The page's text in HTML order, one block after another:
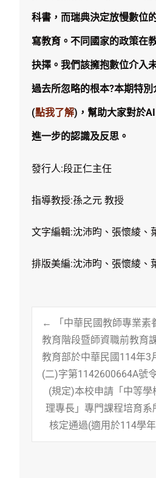
科書，而瑞典決定放慢數位
寫教育。不同國家的政策在
抉擇。我們該擁抱數位介入
過去所忽略的根本?本期特別
(點我了解)， 幫助大家對於
進一步的認識及反思 。
發行人:段正仁主任
指導教授:孫之元 教授
文字編輯:沈沛昀、張懷綾、
排版美編:沈沛昀、張懷綾、
Post
←
「中華民國教師專業
教育階段暨師資職前教育
教育部於中華民國114年3
(二)字第1142600664A號
(規定)本校申請「中等
理專長」專門課程培育系
核定通過(適用於114學